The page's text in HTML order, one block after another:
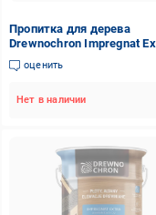
Пропитка для дерева
Drewnochron Impregnat
л Дуб темный
оценить
Нет в наличии